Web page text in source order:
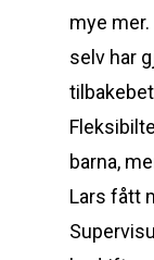
mye
selv har
barna,
Lars fått